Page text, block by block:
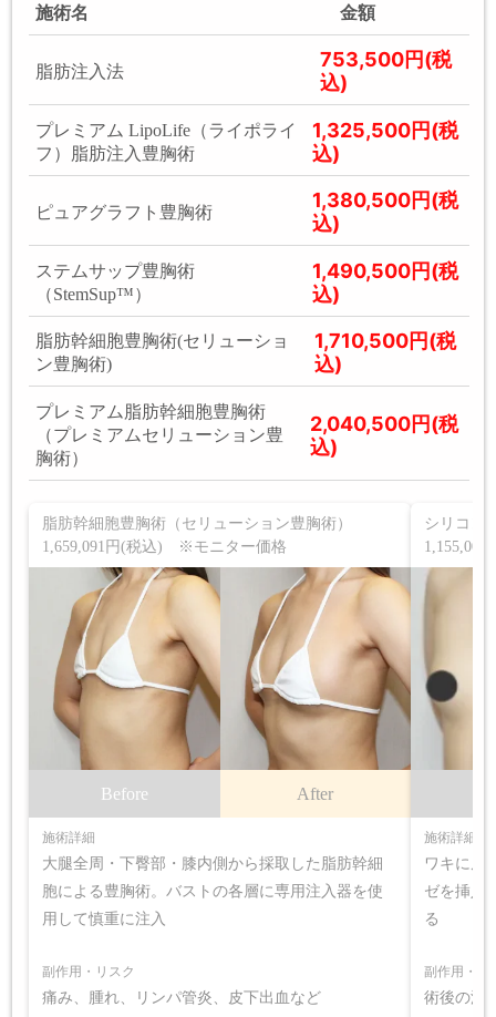
施術名 金額
脂肪注入法
753,500円(税
込)
プレミアム LipoLife（ライポライ
フ）脂肪注入豊胸術
1,325,500円(税
込)
ピュアグラフト豊胸術
1,380,500円(税
込)
ステムサップ豊胸術
（StemSup™）
1,490,500円(税
込)
脂肪幹細胞豊胸術(セリューショ
ン豊胸術)
1,710,500円(税
込)
プレミアム脂肪幹細胞豊胸術
（プレミアムセリューション豊
胸術）
2,040,500円(税
込)
脂肪幹細胞豊胸術（セリューション豊胸術）
1,659,091円(税込) ※モニター価格
Before After
施術詳細
大腿全周・下臀部・膝内側から採取した脂肪幹細
胞による豊胸術。バストの各層に専用注入器を使
用して慎重に注入
副作用・リスク
痛み、腫れ、リンパ管炎、皮下出血など
シリコン
1,155,000
施術詳細
ワキに皮
ゼを挿入
る
副作用・リ
術後の浮